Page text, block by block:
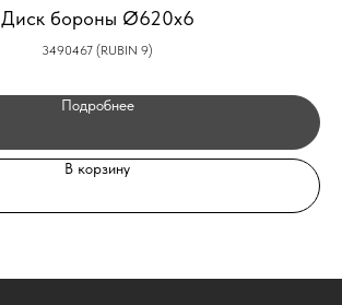
Диск бороны Ø620x6
3490467 (RUBIN 9)
Подробнее
В корзину